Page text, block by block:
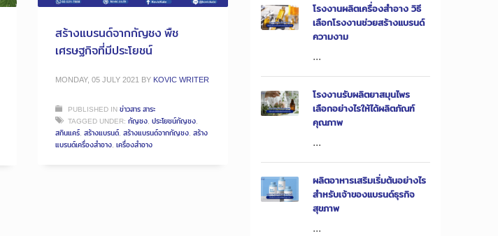
สร้างแบรนด์จากกัญชง พืช
เศรษฐกิจที่มีประโยชน์
MONDAY, 05 JULY 2021 BY KOVIC WRITER
PUBLISHED INข่าวสาร สาระ
TAGGED UNDER: กัญชง, ประโยชน์กัญชง,
สกินแคร์, สร้างแบรนด์, สร้างแบรนด์จากกัญชง, สร้าง
แบรนด์เครื่องสำอาง, เครื่องสำอาง
โรงงานผลิตเครื่องสำอาง วิธี
เลือกโรงงานช่วยสร้างแบรนด์
ความงาม
...
โรงงานรับผลิตยาสมุนไพร
เลือกอย่างไรให้ได้ผลิตภัณฑ์
คุณภาพ
...
ผลิตอาหารเสริมเริ่มต้นอย่างไร
สำหรับเจ้าของแบรนด์ธุรกิจ
สุขภาพ
...